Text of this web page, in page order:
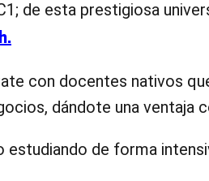
de esta prestigiosa
con docentes nativos
dándote una ventaja
estudiando de forma